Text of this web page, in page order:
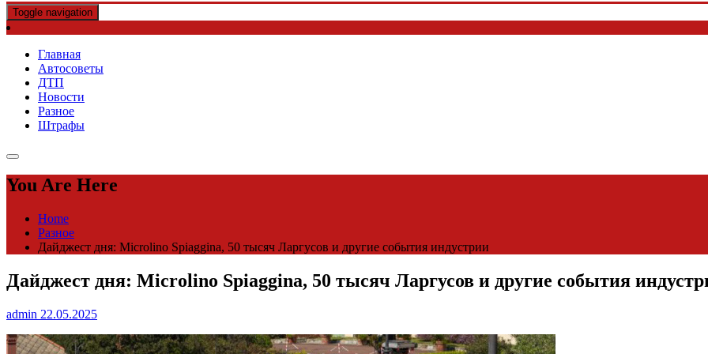
Toggle navigation
Главная
Автосоветы
ДТП
Новости
Разное
Штрафы
You Are Here
Home
Разное
Дайджест дня: Microlino Spiaggina, 50 тысяч Ларгусов и другие события индустрии
Дайджест дня: Microlino Spiaggina, 50 тысяч Ларгусов и другие события
admin 22.05.2025